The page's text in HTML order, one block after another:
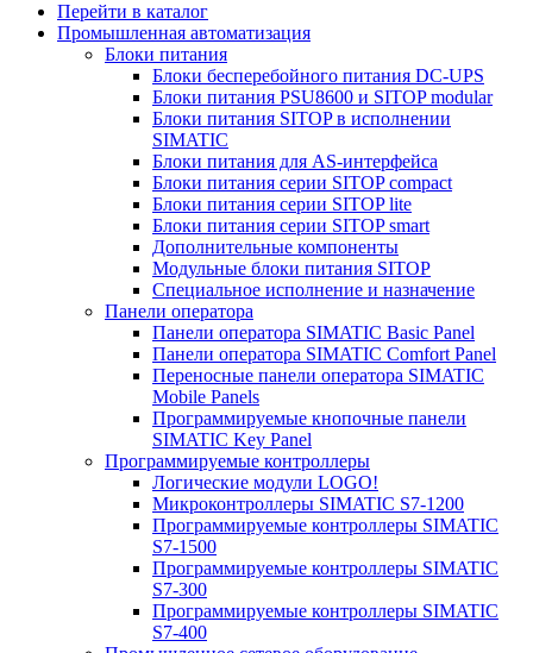
Перейти в каталог
Промышленная автоматизация
Блоки питания
Блоки бесперебойного питания DC-UPS
Блоки питания PSU8600 и SITOP modular
Блоки питания SITOP в исполнении
SIMATIC
Блоки питания для AS-интерфейса
Блоки питания серии SITOP compact
Блоки питания серии SITOP lite
Блоки питания серии SITOP smart
Дополнительные компоненты
Модульные блоки питания SITOP
Специальное исполнение и назначение
Панели оператора
Панели оператора SIMATIC Basic Panel
Панели оператора SIMATIC Comfort Panel
Переносные панели оператора SIMATIC
Mobile Panels
Программируемые кнопочные панели
SIMATIC Key Panel
Программируемые контроллеры
Логические модули LOGO!
Микроконтроллеры SIMATIC S7-1200
Программируемые контроллеры SIMATIC
S7-1500
Программируемые контроллеры SIMATIC
S7-300
Программируемые контроллеры SIMATIC
S7-400